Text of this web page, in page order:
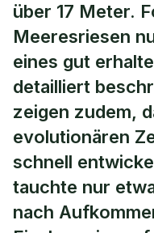
über 17 Meter.
Meeresriesen
eines gut
detailliert
zeigen zudem,
evolutionären
schnell
tauchte nur
nach